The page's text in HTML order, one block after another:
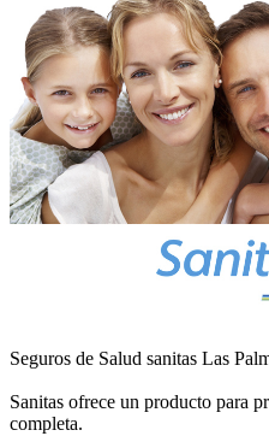
Seguros de Salud sanitas Las
Sanitas ofrece un producto para
completa.